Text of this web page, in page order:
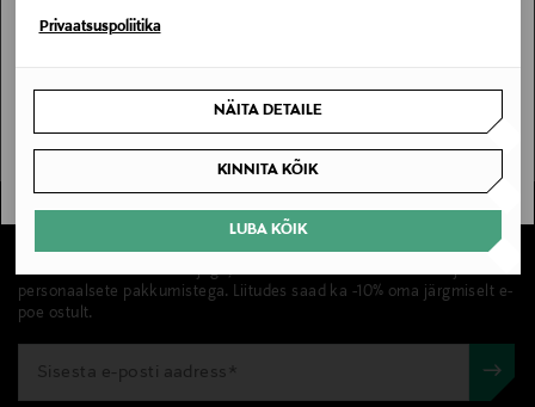
Privaatsuspoliitika
NÄITA DETAILE
KINNITA KÕIK
LUBA KÕIK
Liitu Stockmanni uudiskirjaga, et olla kursis värskete uudiste ja
personaalsete pakkumistega. Liitudes saad ka -10% oma järgmiselt e-
poe ostult.
Stockmann pole Sinu riigis saadaval.
SAAN ARU